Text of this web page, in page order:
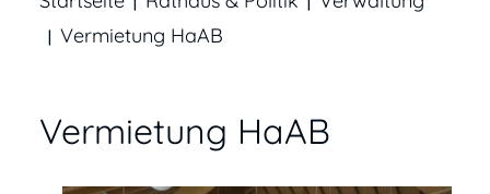
Vermietung HaAB
Vermietung HaAB